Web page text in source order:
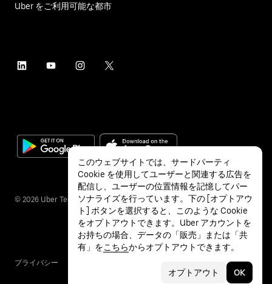
Uber をご利用可能な都市
© 2026 Uber Technologies Inc.
プライバシー
このウェブサイトでは、サードパーティ
Cookie を使用してユーザーと関連する広告を
配信し、ユーザーの位置情報を記憶してパー
ソナライズを行っています。下の [オプトアウ
ト] ボタンを選択すると、このような Cookie
をオプトアウトできます。Uber アカウントを
お持ちの場合、データの「販売」または「共
有」をこちらからオプトアウトできます。
オプトアウト OK